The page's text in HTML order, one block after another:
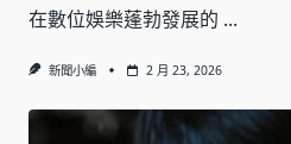
在數位娛樂蓬勃發展的 ...
新聞小編 2 月 23, 2026